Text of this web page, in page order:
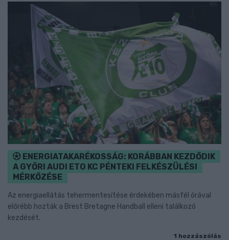
ENERGIATAKARÉKOSSÁG: KORÁBBAN KEZDŐDIK
A GYŐRI AUDI ETO KC PÉNTEKI FELKÉSZÜLÉSI
MÉRKŐZÉSE
Az energiaellátás tehermentesítése érdekében másfél órával
előrébb hozták a Brest Bretagne Handball elleni találkozó
kezdését.
1 hozzászólás